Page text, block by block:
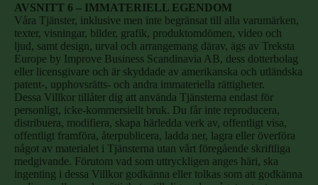
AVSNITT 6 – IMMATERIELL EGENDOM
Våra Tjänster, inklusive men inte begränsat till alla varumärken,
texter, visningar, bilder, grafik, produktomdömen, video och
ljud, samt design, urval och arrangemang därav, ägs av Treksta
Europe by Improve Business Scandinavia AB, dess dotterbolag
eller licensgivare och är skyddade av amerikanska och utländska
patent-, upphovsrätts- och andra immateriella rättigheter.
Dessa Villkor tillåter dig att använda Tjänsterna endast för
personligt, icke-kommersiellt bruk. Du får inte reproducera,
distribuera, modifiera, skapa härledda verk av, offentligt visa,
offentligt framföra, återpublicera, ladda ner, lagra eller överföra
något av materialet i Tjänsterna utan vårt föregående skriftliga
medgivande. Förutom vad som uttryckligen anges häri, ska
ingenting i dessa Villkor godkänna eller tolkas som att godkänna